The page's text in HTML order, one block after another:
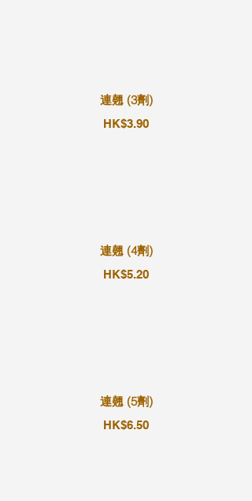
連翹 (3劑)
HK$3.90
連翹 (4劑)
HK$5.20
連翹 (5劑)
HK$6.50